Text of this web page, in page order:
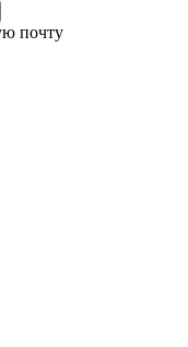
почту